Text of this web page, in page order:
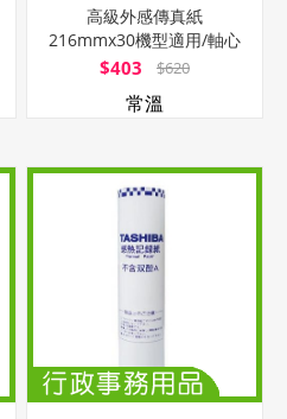
高級外感傳真紙
216mmx30機型適用/軸心
0.5吋
$403 $620
常溫